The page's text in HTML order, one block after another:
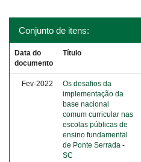
Conjunto de itens:
Data do
documento
Título
Fev-2022
Os desafios da
implementação da
base nacional
comum curricular nas
escolas públicas de
ensino fundamental
de Ponte Serrada -
SC